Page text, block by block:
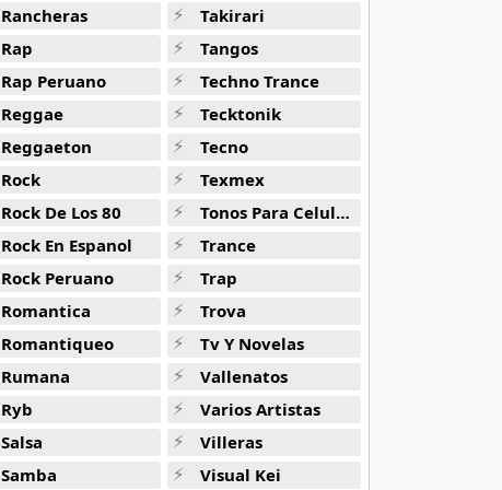
Rancheras
Rap
Rap Peruano
Reggae
Reggaeton
Rock
Rock De Los 80
Rock En Espanol
Rock Peruano
Romantica
Romantiqueo
Rumana
Ryb
Salsa
Samba
Takirari
Tangos
Techno Trance
Tecktonik
Tecno
Texmex
Tonos Para Celulares
Trance
Trap
Trova
Tv Y Novelas
Vallenatos
Varios Artistas
Villeras
Visual Kei